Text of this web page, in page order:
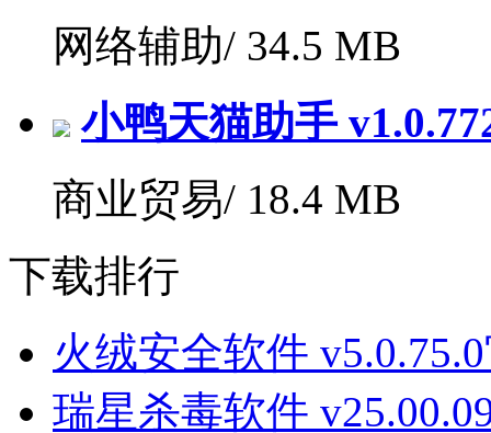
网络辅助/ 34.5 MB
小鸭天猫助手
商业贸易/ 18.4 MB
下载排行
火绒安全软件
瑞星杀毒软件